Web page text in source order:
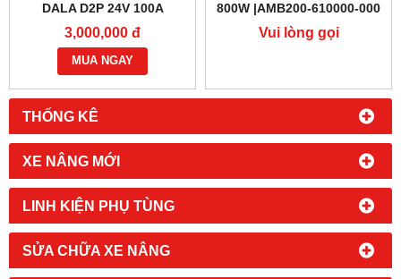
THỐNG KÊ
XE NÂNG MỚI
LINH KIỆN PHỤ TÙNG
SỬA CHỮA XE NÂNG
DALA D2P 24V 100A
3,000,000 đ
MUA NGAY
800W |AMB200-610000-000
Vui lòng gọi